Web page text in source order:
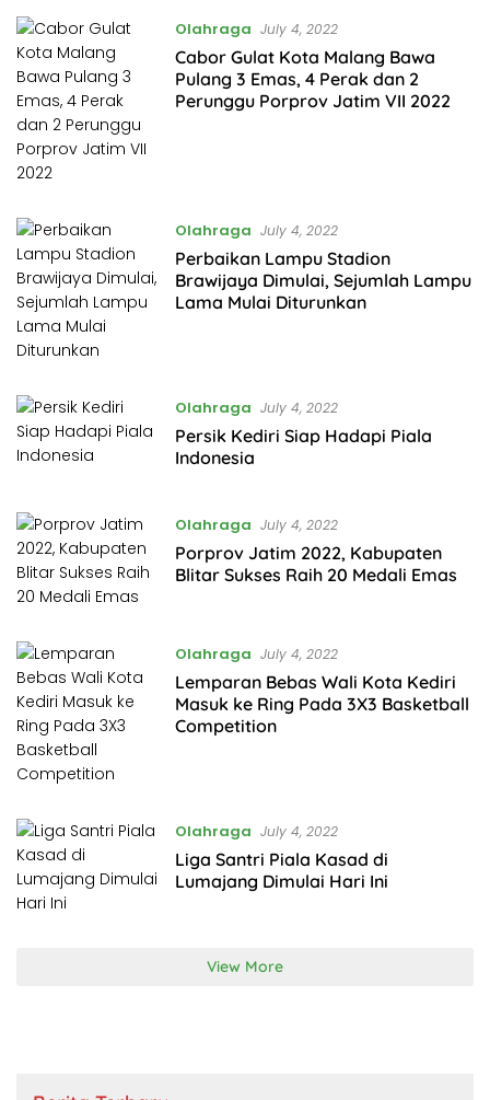
Olahraga July 4, 2022
Cabor Gulat Kota Malang Bawa
Pulang 3 Emas, 4 Perak dan 2
Perunggu Porprov Jatim VII 2022
Olahraga July 4, 2022
Perbaikan Lampu Stadion
Brawijaya Dimulai, Sejumlah Lampu
Lama Mulai Diturunkan
Olahraga July 4, 2022
Persik Kediri Siap Hadapi Piala
Indonesia
Olahraga July 4, 2022
Porprov Jatim 2022, Kabupaten
Blitar Sukses Raih 20 Medali Emas
Olahraga July 4, 2022
Lemparan Bebas Wali Kota Kediri
Masuk ke Ring Pada 3X3 Basketball
Competition
Olahraga July 4, 2022
Liga Santri Piala Kasad di
Lumajang Dimulai Hari Ini
View More